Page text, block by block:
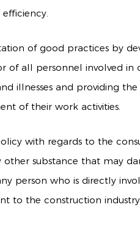
of good practices by
of all personnel involved in
illnesses and providing
of their work activities.
with regards to the
other substance that may
person who is directly
to the construction